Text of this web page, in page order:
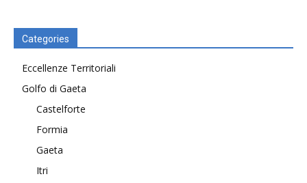
Categories
Eccellenze Territoriali
Golfo di Gaeta
Castelforte
Formia
Gaeta
Itri